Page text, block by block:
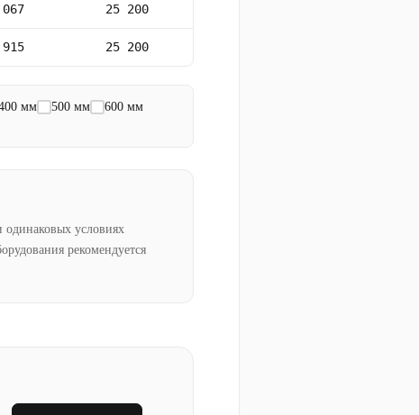
25 200
25 200
мм 500 мм 600 мм
условиях
рекомендуется